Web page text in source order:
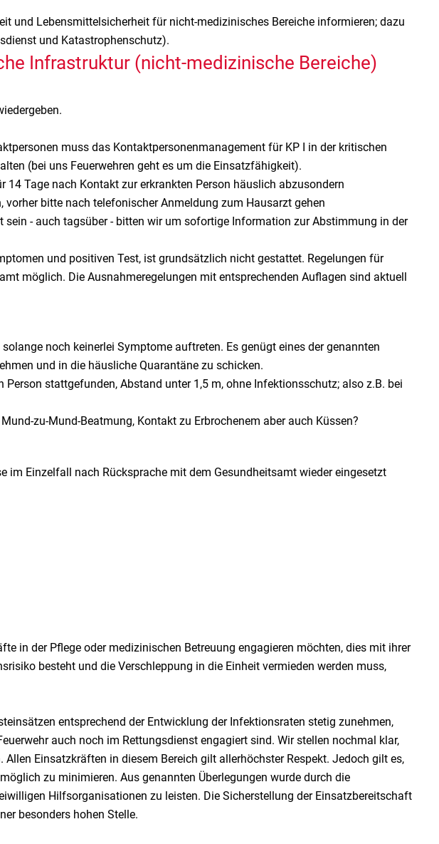
und Lebensmittelsicherheit für nicht-medizinisches Bereiche informieren; dazu
und Katastrophenschutz).
Infrastruktur (nicht-medizinische Bereiche)
muss das Kontaktpersonenmanagement für KP I in der kritischen
(bei uns Feuerwehren geht es um die Einsatzfähigkeit).
14 Tage nach Kontakt zur erkrankten Person häuslich abzusondern
bitte nach telefonischer Anmeldung zum Hausarzt gehen
- auch tagsüber - bitten wir um sofortige Information zur Abstimmung in der
und positiven Test, ist grundsätzlich nicht gestattet. Regelungen für
möglich. Die Ausnahmeregelungen mit entsprechenden Auflagen sind aktuell
noch keinerlei Symptome auftreten. Es genügt eines der genannten
und in die häusliche Quarantäne zu schicken.
stattgefunden, Abstand unter 1,5 m, ohne Infektionsschutz; also z.B. bei
zu-Mund-Beatmung, Kontakt zu Erbrochenem aber auch Küssen?
im Einzelfall nach Rücksprache mit dem Gesundheitsamt wieder eingesetzt
in der Pflege oder medizinischen Betreuung engagieren möchten, dies mit ihrer
besteht und die Verschleppung in die Einheit vermieden werden muss,
entsprechend der Entwicklung der Infektionsraten stetig zunehmen,
auch noch im Rettungsdienst engagiert sind. Wir stellen nochmal klar,
Einsatzkräften in diesem Bereich gilt allerhöchster Respekt. Jedoch gilt es,
zu minimieren. Aus genannten Überlegungen wurde durch die
Hilfsorganisationen zu leisten. Die Sicherstellung der Einsatzbereitschaft
besonders hohen Stelle.